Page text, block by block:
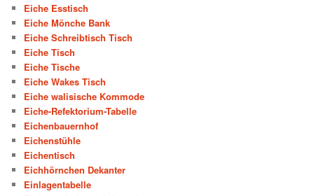
Eiche Esstisch
Eiche Mönche Bank
Eiche Schreibtisch Tisch
Eiche Tisch
Eiche Tische
Eiche Wakes Tisch
Eiche walisische Kommode
Eiche-Refektorium-Tabelle
Eichenbauernhof
Eichenstühle
Eichentisch
Eichhörnchen Dekanter
Einlagentabelle